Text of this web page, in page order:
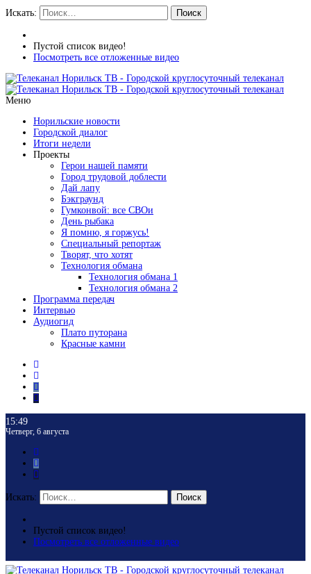
Искать: Поиск
Пустой список видео!
Посмотреть все отложенные видео
Меню
Норильские новости
Городской диалог
Итоги недели
Проекты
Герои нашей памяти
Город трудовой доблести
Дай лапу
Бэкграунд
Гумконвой: все СВОи
День рыбака
Я помню, я горжусь!
Специальный репортаж
Творят, что хотят
Технология обмана
Технология обмана 1
Технология обмана 2
Программа передач
Интервью
Аудиогид
Плато путорана
Красные камни
15:49
Четверг, 6 августа
Искать: Поиск
Пустой список видео!
Посмотреть все отложенные видео